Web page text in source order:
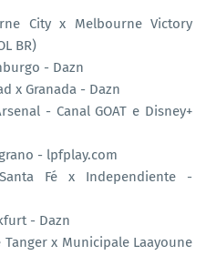
City x Melbourne Victory
BR)
- Dazn
x Granada - Dazn
- Canal GOAT e Disney+
- lpfplay.com
Fé x Independiente -
- Dazn
x Municipale Laayoune